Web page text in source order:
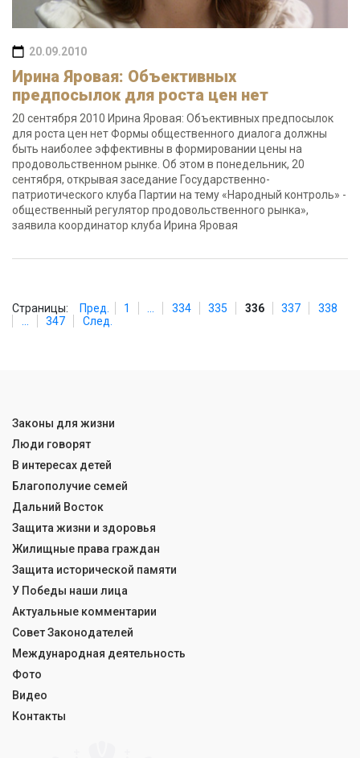
20.09.2010
Ирина Яровая: Объективных
предпосылок для роста цен нет
20 сентября 2010 Ирина Яровая: Объективных предпосылок
для роста цен нет Формы общественного диалога должны
быть наиболее эффективны в формировании цены на
продовольственном рынке. Об этом в понедельник, 20
сентября, открывая заседание Государственно-
патриотического клуба Партии на тему «Народный контроль» -
общественный регулятор продовольственного рынка»,
заявила координатор клуба Ирина Яровая
Страницы: Пред. 1 334 335 336 337
338
347 След.
Законы для жизни
Люди говорят
В интересах детей
Благополучие семей
Дальний Восток
Защита жизни и здоровья
Жилищные права граждан
Защита исторической памяти
У Победы наши лица
Актуальные комментарии
Совет Законодателей
Международная деятельность
Фото
Видео
Контакты